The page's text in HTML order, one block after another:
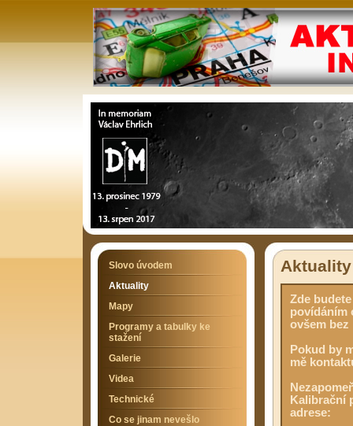
Aktuality
Zde
povídáním
ovšem
Pokud by
mě
Kalibrační
adrese:
Slovo úvodem
Aktuality
Mapy
Programy a tabulky ke
stažení
Galerie
Videa
Technické
Co se jinam nevešlo